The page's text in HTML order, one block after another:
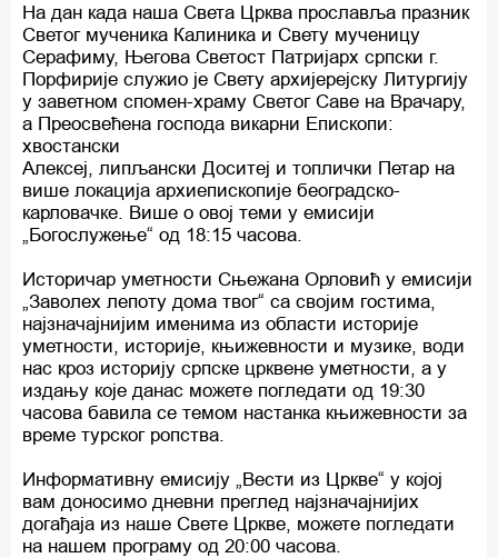
На дан када наша Света Црква прославља празник
Светог мученика Калиника и Свету мученицу
Серафиму, Његова Светост Патријарх српски г.
Порфирије служио је Свету архијерејску Литургију
у заветном спомен-храму Светог Саве на Врачару,
а Преосвећена господа викарни Епископи:
хвостански
Алексеј, липљански Доситеј и топлички Петар на
више локација архиепископије београдско-
карловачке. Више о овој теми у емисији
„Богослужење“ од 18:15 часова.
Историчар уметности Сњежана Орловић у емисији
„Заволех лепоту дома твог“ са својим гостима,
најзначајнијим именима из области историје
уметности, историје, књижевности и музике, води
нас кроз историју српске црквене уметности, а у
издању које данас можете погледати од 19:30
часова бавила се темом настанка књижевности за
време турског ропства.
Информативну емисију „Вести из Цркве“ у којој
вам доносимо дневни преглед најзначајнијих
догађаја из наше Свете Цркве, можете погледати
на нашем програму од 20:00 часова.